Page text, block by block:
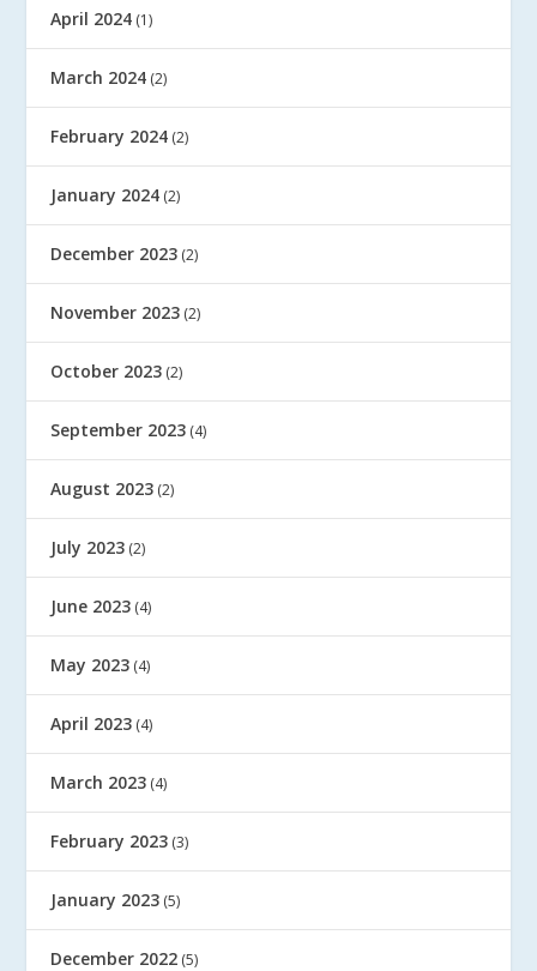
April 2024 (1)
March 2024 (2)
February 2024 (2)
January 2024 (2)
December 2023 (2)
November 2023 (2)
October 2023 (2)
September 2023 (4)
August 2023 (2)
July 2023 (2)
June 2023 (4)
May 2023 (4)
April 2023 (4)
March 2023 (4)
February 2023 (3)
January 2023 (5)
December 2022 (5)